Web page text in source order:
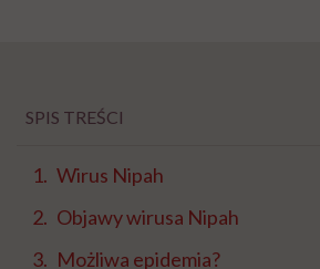
SPIS TREŚCI
Wirus Nipah
Objawy wirusa Nipah
Możliwa epidemia?